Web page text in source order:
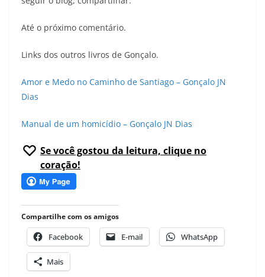
Até o próximo comentário.
Links dos outros livros de Gonçalo.
Amor e Medo no Caminho de Santiago – Gonçalo JN
Dias
Manual de um homicídio – Gonçalo JN Dias
Se você gostou da leitura, clique no
coração!
Compartilhe com os amigos
Facebook E-mail WhatsApp
Mais